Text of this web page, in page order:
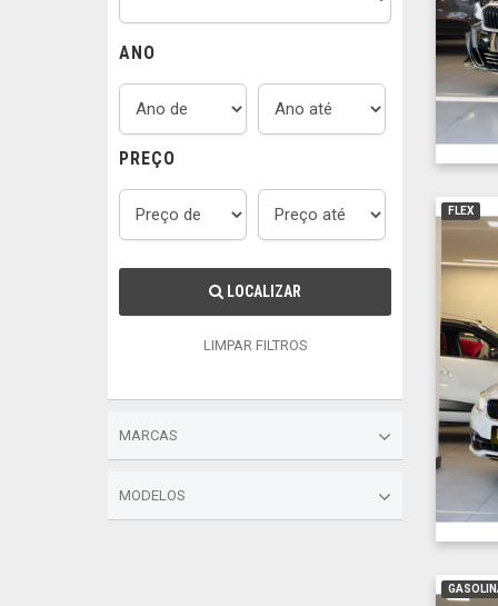
ANO
PREÇO
LOCALIZAR
LIMPAR FILTROS
MARCAS
MODELOS
FLEX